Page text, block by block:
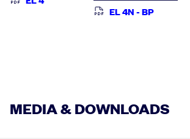
EL 4N - BP
MEDIA & DOWNLOADS